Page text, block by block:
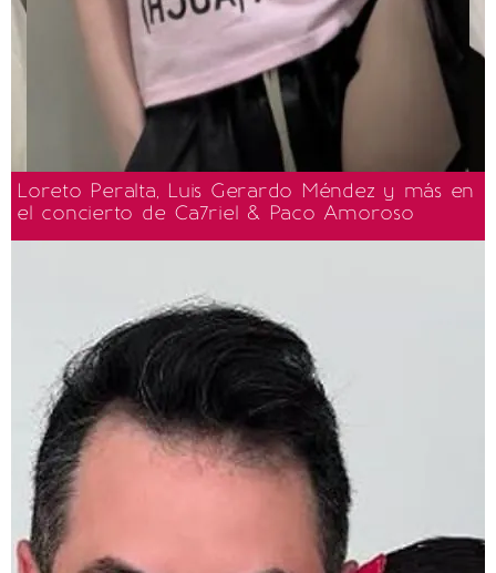
Loreto Peralta, Luis Gerardo Méndez y más en
el concierto de Ca7riel & Paco Amoroso